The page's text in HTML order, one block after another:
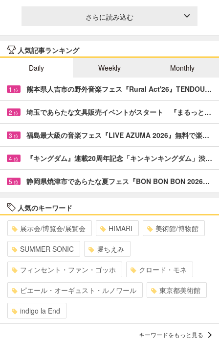
さらに読み込む
人気記事ランキング
Daily
Weekly Monthly
1 位 熊本県人吉市の野外音楽フェス『Rural Act'26』TENDOU…
2 位 埼玉であらたな文具販売イベントがスタート 『まるっと…
3 位 福島最大級の音楽フェス『LIVE AZUMA 2026』無料で楽…
4 位 『キングダム』連載20周年記念「キンキンキングダム」渋…
5 位 静岡県焼津市であらたな夏フェス『BON BON BON 2026…
人気のキーワード
展示会/博覧会/展覧会 HIMARI 美術館/博物館
SUMMER SONIC 堀ちえみ
フィンセント・ファン・ゴッホ クロード・モネ
ピエール・オーギュスト・ルノワール 東京都美術館
indigo la End
キーワードをもっと見る